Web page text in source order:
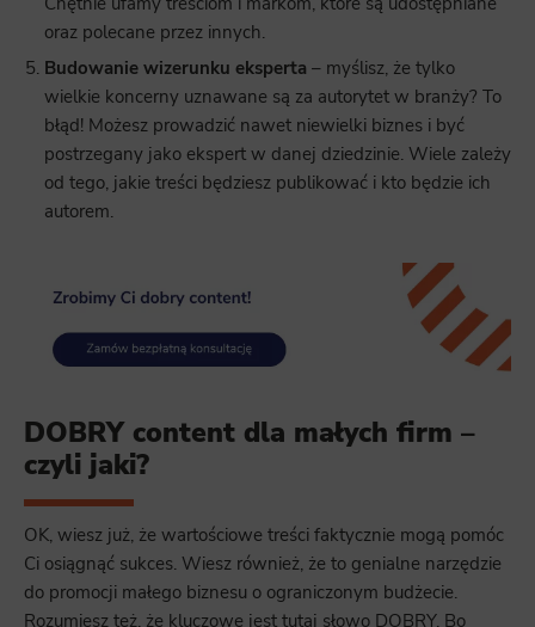
oraz polecane przez innych.
Budowanie wizerunku eksperta – myślisz, że tylko
wielkie koncerny uznawane są za autorytet w branży? To
błąd! Możesz prowadzić nawet niewielki biznes i być
postrzegany jako ekspert w danej dziedzinie. Wiele zależy
od tego, jakie treści będziesz publikować i kto będzie ich
autorem.
DOBRY content dla małych firm –
czyli jaki?
OK, wiesz już, że wartościowe treści faktycznie mogą pomóc
Ci osiągnąć sukces. Wiesz również, że to genialne narzędzie
do promocji małego biznesu o ograniczonym budżecie.
Rozumiesz też, że kluczowe jest tutaj słowo DOBRY. Bo